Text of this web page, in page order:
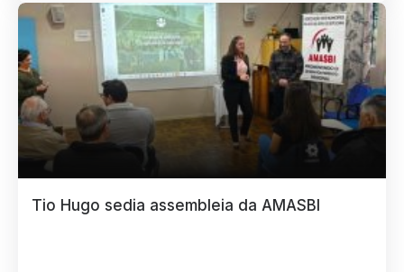
Tio Hugo sedia assembleia da AMASBI